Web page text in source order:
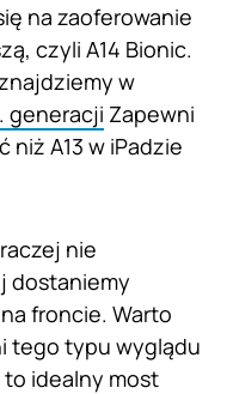
na zaoferowanie
czyli A14 Bionic.
w
generacji Zapewni
A13 w iPadzie
nie
dostaniemy
froncie. Warto
tego typu wyglądu
idealny most